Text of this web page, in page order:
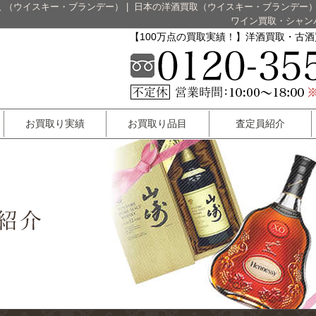
ウイスキー・ブランデー）
日本の洋酒買取（ウイスキー・ブランデー
ワイン買取・シャ
【100万点の買取実績！】洋酒買取・古
お買取り実績 お買取り品目 査定員紹介